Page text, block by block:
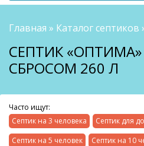
Главная » Каталог септиков
СЕПТИК
СБРОСОМ 260 Л
Часто ищут:
Септик на 3 человека
Септик для
Септик на 5 человек
Септик на 10